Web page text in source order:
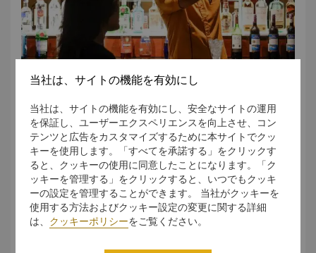
Spice up your evenings
Offering great Western food and ice-cold margaritas,
Desperados Grill and Bar is one of Surabaya’s popular
nightspots.
Live music and an energetic environment make this
a great place to spend a fun evening out with friends
new and old.
当社は、サイトの機能を有効にし
当社は、サイトの機能を有効にし、安全なサイトの運用
を保証し、ユーザーエクスペリエンスを向上させ、コン
テンツと広告をカスタマイズするために本サイトでクッ
キーを使用します。「すべてを承諾する」をクリックす
ると、クッキーの使用に同意したことになります。「ク
ッキーを管理する」をクリックすると、いつでもクッキ
ーの設定を管理することができます。 当社がクッキーを
使用する方法およびクッキー設定の変更に関する詳細
は、 クッキーポリシーをご覧ください。